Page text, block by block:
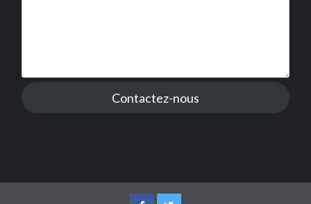
Contactez-nous